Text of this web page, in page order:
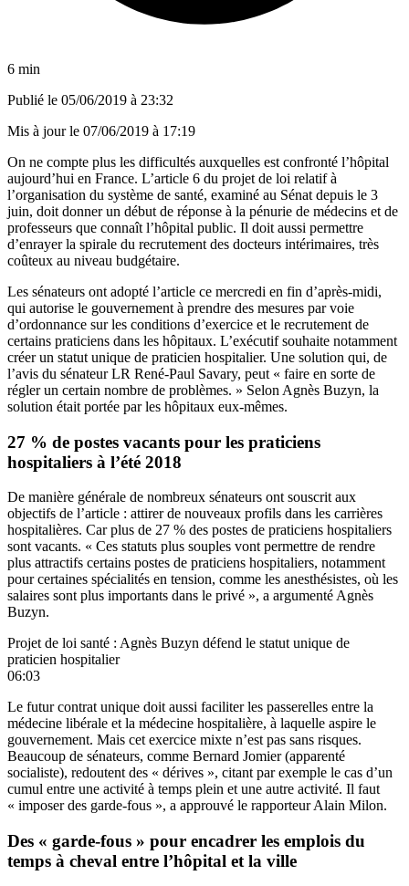
6 min
Publié le 05/06/2019 à 23:32
Mis à jour le 07/06/2019 à 17:19
On ne compte plus les difficultés auxquelles est confronté l’hôpital
aujourd’hui en France. L’article 6 du projet de loi relatif à
l’organisation du système de santé, examiné au Sénat depuis le 3
juin, doit donner un début de réponse à la pénurie de médecins et de
professeurs que connaît l’hôpital public. Il doit aussi permettre
d’enrayer la spirale du recrutement des docteurs intérimaires, très
coûteux au niveau budgétaire.
Les sénateurs ont adopté l’article ce mercredi en fin d’après-midi,
qui autorise le gouvernement à prendre des mesures par voie
d’ordonnance sur les conditions d’exercice et le recrutement de
certains praticiens dans les hôpitaux. L’exécutif souhaite notamment
créer un statut unique de praticien hospitalier. Une solution qui, de
l’avis du sénateur LR René-Paul Savary, peut « faire en sorte de
régler un certain nombre de problèmes. » Selon Agnès Buzyn, la
solution était portée par les hôpitaux eux-mêmes.
27 % de postes vacants pour les praticiens
hospitaliers à l’été 2018
De manière générale de nombreux sénateurs ont souscrit aux
objectifs de l’article : attirer de nouveaux profils dans les carrières
hospitalières. Carplus de 27 % des postes de praticiens hospitaliers
sont vacants. « Ces statuts plus souples vont permettre de rendre
plus attractifs certains postes de praticiens hospitaliers, notamment
pour certaines spécialités en tension, comme les anesthésistes, où les
salaires sont plus importants dans le privé », a argumenté Agnès
Buzyn.
Projet de loi santé : Agnès Buzyn défend le statut unique de
praticien hospitalier
06:03
Le futur contrat unique doit aussi faciliter les passerelles entre la
médecine libérale et la médecine hospitalière, à laquelle aspire le
gouvernement. Mais cet exercice mixte n’est pas sans risques.
Beaucoup de sénateurs, comme Bernard Jomier (apparenté
socialiste), redoutent des « dérives », citant par exemple le cas d’un
cumul entre une activité à temps plein et une autre activité. Il faut
« imposer des garde-fous », a approuvé le rapporteur Alain Milon.
Des « garde-fous » pour encadrer les emplois du
temps à cheval entre l’hôpital et la ville